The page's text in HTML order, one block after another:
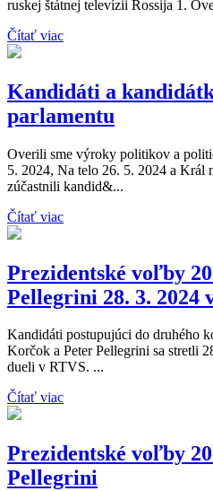
ruskej štátnej televízii Rossija 1.
Čítať viac
Kandidáti a
parlamentu
Overili sme výroky politikov a
5. 2024, Na telo 26. 5. 2024 a Král
zúčastnili kandid&...
Čítať viac
Prezidentské voľby
Pellegrini 28. 3. 2024
Kandidáti postupujúci do druhého
Korčok a Peter Pellegrini sa stretli
dueli v RTVS. ...
Čítať viac
Prezidentské voľby
Pellegrini